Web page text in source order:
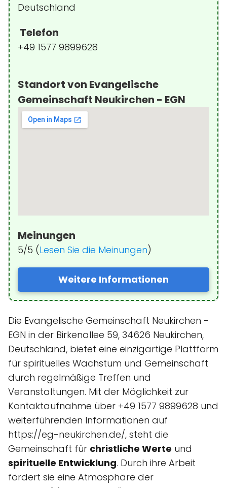
Deutschland
Telefon
+49 1577 9899628
Standort von Evangelische
Gemeinschaft Neukirchen - EGN
Meinungen
5/5 (Lesen Sie die Meinungen)
Weitere Informationen
Die Evangelische Gemeinschaft Neukirchen -
EGN in der Birkenallee 59, 34626 Neukirchen,
Deutschland, bietet eine einzigartige Plattform
für spirituelles Wachstum und Gemeinschaft
durch regelmäßige Treffen und
Veranstaltungen. Mit der Möglichkeit zur
Kontaktaufnahme über +49 1577 9899628 und
weiterführenden Informationen auf
https://eg-neukirchen.de/, steht die
Gemeinschaft für christliche Werte und
spirituelle Entwicklung. Durch ihre Arbeit
fördert sie eine Atmosphäre der